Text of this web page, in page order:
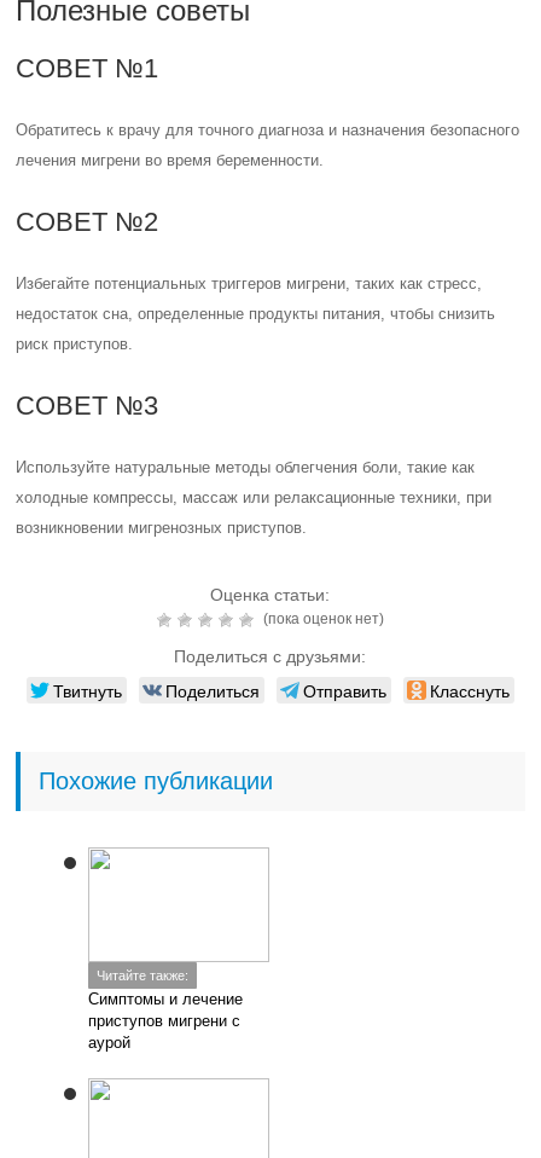
Полезные советы
СОВЕТ №1
Обратитесь к врачу для точного диагноза и назначения безопасного
лечения мигрени во время беременности.
СОВЕТ №2
Избегайте потенциальных триггеров мигрени, таких как стресс,
недостаток сна, определенные продукты питания, чтобы снизить
риск приступов.
СОВЕТ №3
Используйте натуральные методы облегчения боли, такие как
холодные компрессы, массаж или релаксационные техники, при
возникновении мигренозных приступов.
Оценка статьи:
(пока оценок нет)
Поделиться с друзьями:
Твитнуть Поделиться Отправить Класснуть
Похожие публикации
Читайте также:
Симптомы и лечение
приступов мигрени с
аурой